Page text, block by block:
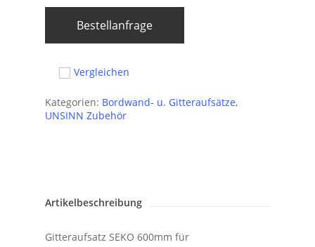
Bestellanfrage
Vergleichen
Kategorien: Bordwand- u. Gitteraufsätze,
UNSINN Zubehör
Artikelbeschreibung
Gitteraufsatz SEKO 600mm für